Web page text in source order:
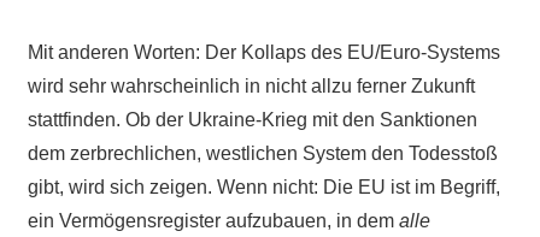
Mit anderen Worten: Der Kollaps des EU/Euro-Systems
wird sehr wahrscheinlich in nicht allzu ferner Zukunft
stattfinden. Ob der Ukraine-Krieg mit den Sanktionen
dem zerbrechlichen, westlichen System den Todesstoß
gibt, wird sich zeigen. Wenn nicht: Die EU ist im Begriff,
ein Vermögensregister aufzubauen, in dem alle